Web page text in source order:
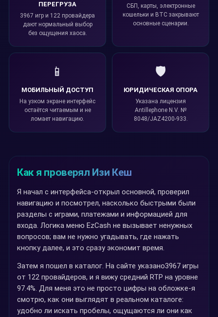
ПЕРЕГРУЗА
3967 игр и 122 провайдера
дают нормальный выбор
без ощущения хаоса.
СБП, карты, электронные
кошельки и BTC закрывают
основные сценарии.
📱
МОБИЛЬНЫЙ ДОСТУП
На узком экране интерфейс
остаётся читаемым и не
ломает навигацию.
🛡️
ЮРИДИЧЕСКАЯ ОПОРА
Указана лицензия
Antillephone N.V. №
8048/JAZ4200-933.
Как я проверял Изи Кеш
Я начал с интерфейса-открыл основной, проверил
навигацию и посмотрел, насколько быстрыми были
разделы с играми, платежами и информацией для
входа. Логика меню EzCash не вызывает ненужных
вопросов; вам не нужно угадывать, где нажать
кнопку далее, и это сразу экономит время.
Затем я пошел в каталог. На сайте указано3967 игры
от 122 провайдеров, и я вижу средний RTP на уровне
97.4%. Для меня это не просто цифры на обложке-я
смотрю, как они выглядят в реальном каталоге:
удобно ли искать пробелы, ощущаются ли они как